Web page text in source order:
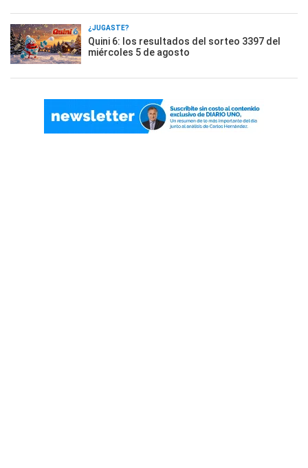
¿JUGASTE?
Quini 6: los resultados del sorteo 3397 del
miércoles 5 de agosto